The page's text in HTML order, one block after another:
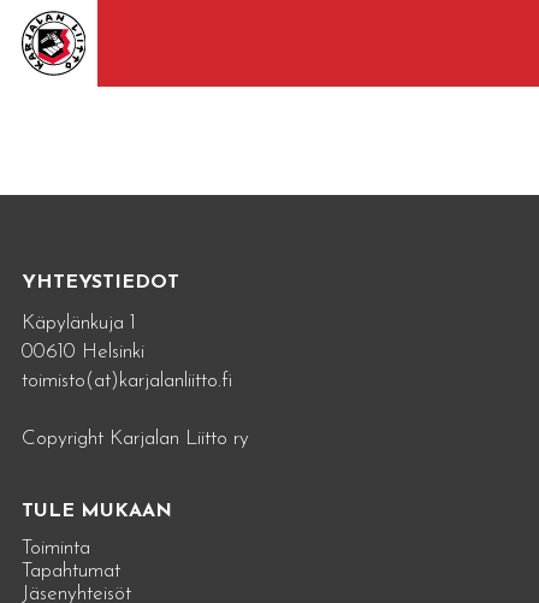
YHTEYSTIEDOT
Käpylänkuja 1
00610 Helsinki
toimisto(at)karjalanliitto.fi
Copyright Karjalan Liitto ry
TULE MUKAAN
Toiminta
Tapahtumat
Jäsenyhteisöt